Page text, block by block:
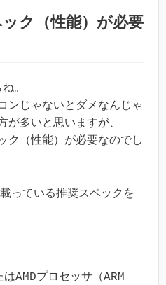
ク（性能）が必要
。
ンじゃないとダメなんじゃ
が多いと思いますが、
ク（性能）が必要なのでし
っている推奨スペックを
プロセッサ（ARM